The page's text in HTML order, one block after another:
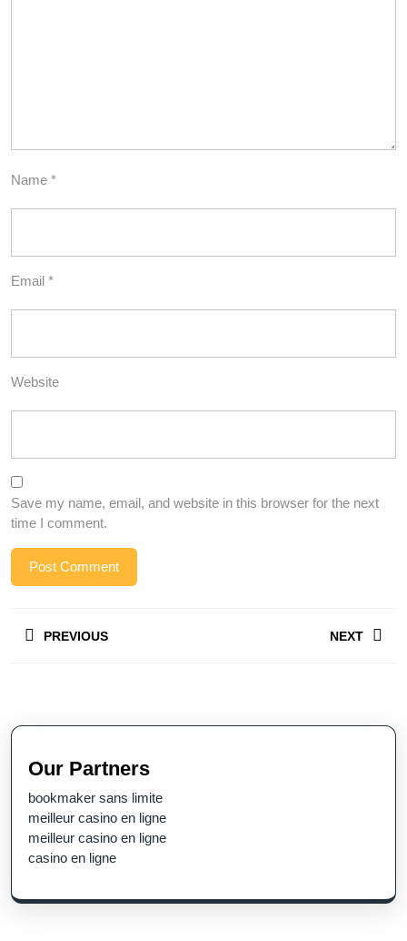
Name *
Email *
Website
Save my name, email, and website in this browser for the next
time I comment.
navigation
PREVIOUS NEXT
Our Partners
bookmaker sans limite
meilleur casino en ligne
meilleur casino en ligne
casino en ligne